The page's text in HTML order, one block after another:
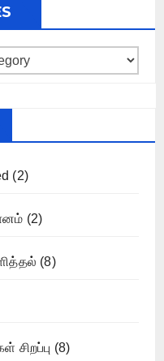
(2)
(2)
(8)
சிறப்பு (8)